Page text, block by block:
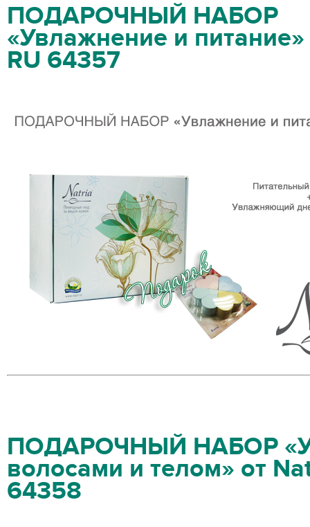
ПОДАРОЧНЫЙ НАБОР
«Увлажнение и
RU 64357
ПОДАРОЧНЫЙ НАБОР
волосами и телом» от
64358